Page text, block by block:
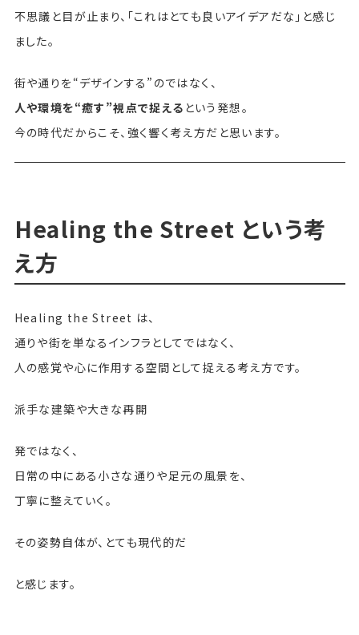
不思議と目が止まり、「これはとても良いアイデアだな」と感じ
ました。
街や通りを“デザインする”のではなく、
人や環境を“癒す”視点で捉える という発想。
今の時代だからこそ、強く響く考え方だと思います。
Healing the Street という考
え方
Healing the Street は、
通りや街を単なるインフラとしてではなく、
人の感覚や心に作用する空間として捉える考え方です。
派手な建築や大きな再開
発ではなく、
日常の中にある小さな通りや足元の風景を、
丁寧に整えていく。
その姿勢自体が、とても現代的だ
と感じます。